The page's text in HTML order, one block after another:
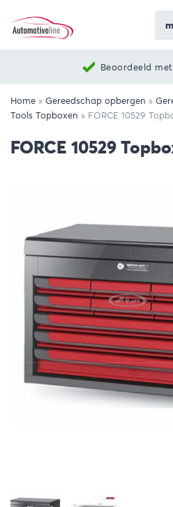
Beoordeeld
Home » Gereedschap opbergen »
Tools Topboxen » FORCE 10529
FORCE 10529